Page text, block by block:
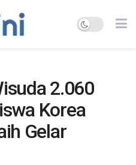
2.060
Korea
Gelar